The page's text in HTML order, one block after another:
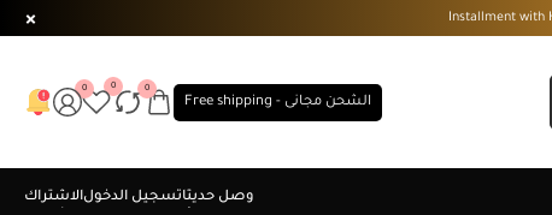
الشحن مجانى - Free shipping
0
0
0